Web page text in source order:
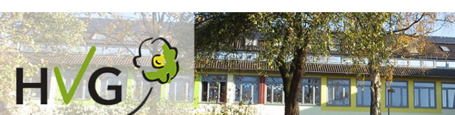
Inhalt
springen